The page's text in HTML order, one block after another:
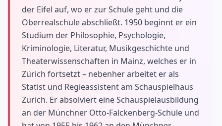
der Eifel auf, wo er zur Schule geht und die
Oberrealschule abschließt. 1950 beginnt er ein
Studium der Philosophie, Psychologie,
Kriminologie, Literatur, Musikgeschichte und
Theaterwissenschaften in Mainz, welches er in
Zürich fortsetzt – nebenher arbeitet er als
Statist und Regieassistent am Schauspielhaus
Zürich. Er absolviert eine Schauspielausbildung
an der Münchner Otto-Falckenberg-Schule und